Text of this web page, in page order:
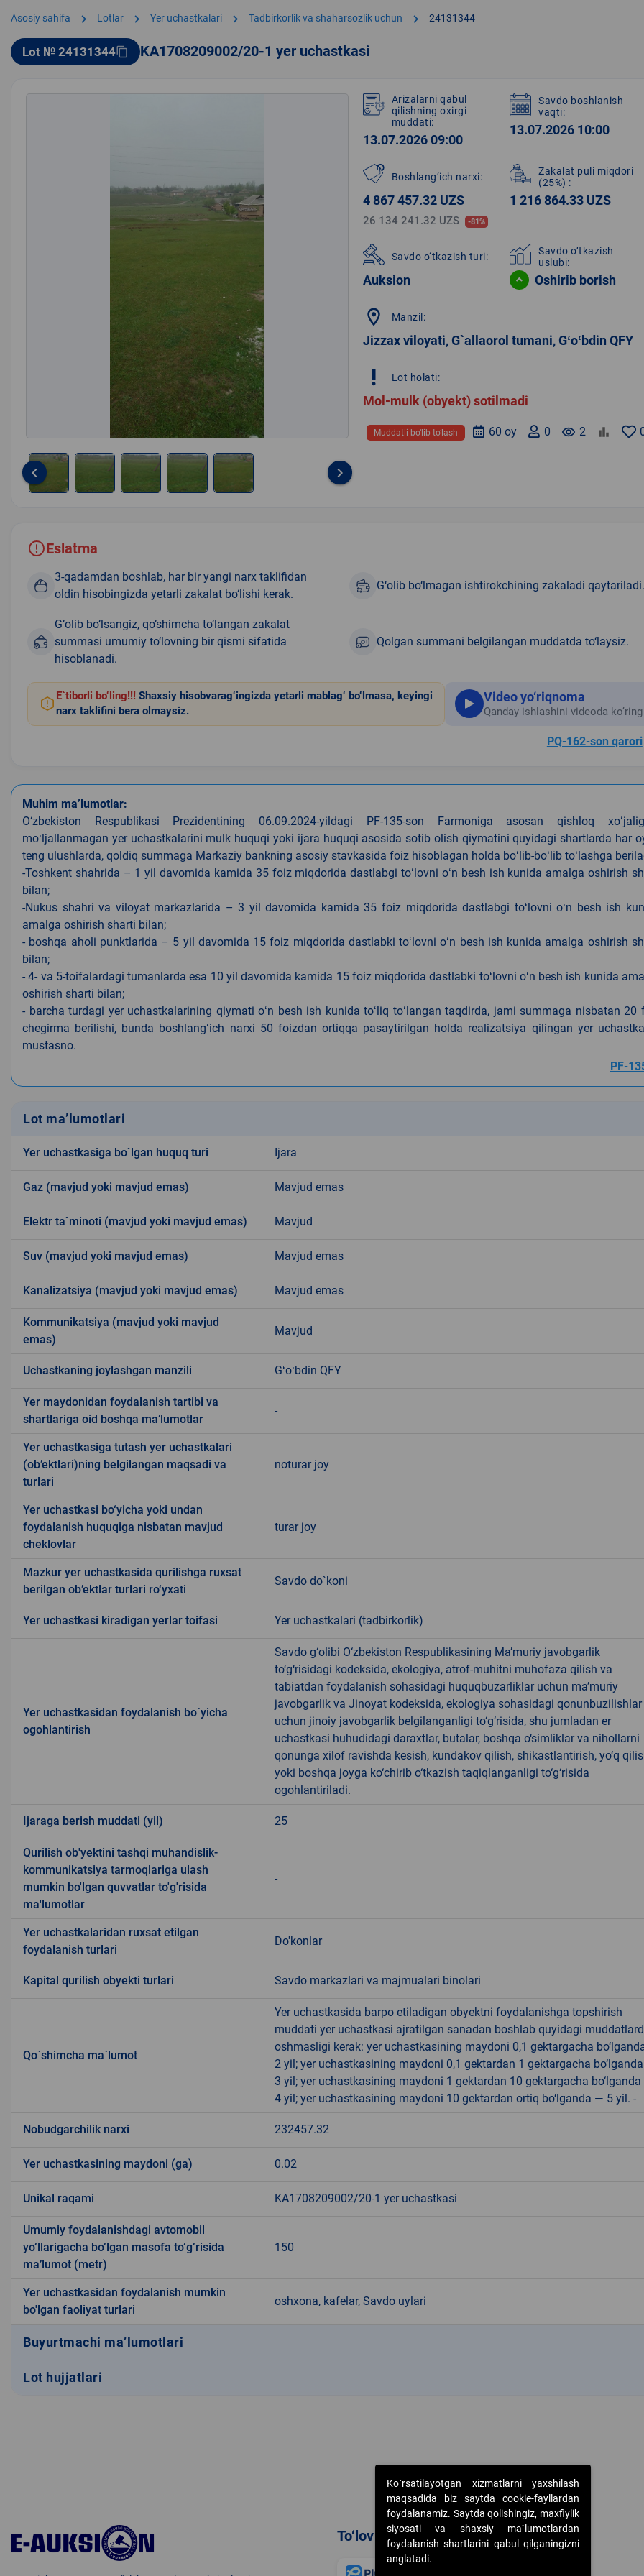
Asosiy sahifa chevron_right Lotlar chevron_right Yer uchastkalari chevron_right Tadbirkorlik va shaharsozlik uchun chevron_right 24131344
Lot № 24131344content_copy KA1708209002/20-1 yer uchastkasi
5
keyboard_arrow_left keyboard_arrow_right
Arizalarni qabul
qilishning oxirgi
muddati:
13.07.2026 09:00
Savdo boshlanish
vaqti:
13.07.2026 10:00
Boshlang‘ich narxi:
4 867 457.32 UZS
26 134 241.32 UZS -81%
Zakalat puli miqdori
(25%) :
1 216 864.33 UZS
Savdo o‘tkazish turi:
Auksion
Savdo o‘tkazish
uslubi:
Oshirib borish
location_on Manzil:
Jizzax viloyati, G`allaorol tumani, Gʻoʻbdin QFY
priority_high Lot holati:
Mol-mulk (obyekt) sotilmadi
remove_red_eye 2
0
60 oy
Muddatli bo‘lib to‘lash
Eslatma
3-qadamdan boshlab, har bir yangi narx taklifidan
oldin hisobingizda yetarli zakalat bo‘lishi kerak.
G‘olib bo‘lmagan ishtirokchining zakaladi qaytariladi.
G‘olib bo‘lsangiz, qo‘shimcha to‘langan zakalat
summasi umumiy to‘lovning bir qismi sifatida
hisoblanadi.
Qolgan summani belgilangan muddatda to‘laysiz.
E`tiborli bo‘ling!!! Shaxsiy hisobvarag‘ingizda yetarli mablag‘ bo‘lmasa, keyingi
narx taklifini bera olmaysiz.
Video yo‘riqnoma
Qanday ishlashini videoda ko‘ring
PQ-162-son qarori
Muhim ma’lumotlar:
O‘zbekiston Respublikasi Prezidentining 06.09.2024-yildagi PF-135-son Farmoniga asosan qishloq
moʻljallanmagan yer uchastkalarini mulk huquqi yoki ijara huquqi asosida sotib olish qiymatini quyidagi shartlarda har
teng ulushlarda, qoldiq summaga Markaziy bankning asosiy stavkasida foiz hisoblagan holda boʻlib-boʻlib toʻlashga
-Toshkent shahrida – 1 yil davomida kamida 35 foiz miqdorida dastlabgi toʻlovni oʻn besh ish kunida amalga oshirish
bilan;
-Nukus shahri va viloyat markazlarida – 3 yil davomida kamida 35 foiz miqdorida dastlabgi toʻlovni oʻn besh ish
amalga oshirish sharti bilan;
- boshqa aholi punktlarida – 5 yil davomida 15 foiz miqdorida dastlabki toʻlovni oʻn besh ish kunida amalga oshirish
bilan;
- 4- va 5-toifalardagi tumanlarda esa 10 yil davomida kamida 15 foiz miqdorida dastlabki toʻlovni oʻn besh ish kunida
oshirish sharti bilan;
- barcha turdagi yer uchastkalarining qiymati oʻn besh ish kunida toʻliq toʻlangan taqdirda, jami summaga nisbatan 20
chegirma berilishi, bunda boshlangʻich narxi 50 foizdan ortiqqa pasaytirilgan holda realizatsiya qilingan yer
mustasno.
PF-
Lot ma’lumotlari
Yer uchastkasiga bo`lgan huquq turi Ijara
Gaz (mavjud yoki mavjud emas) Mavjud emas
Elektr ta`minoti (mavjud yoki mavjud emas) Mavjud
Suv (mavjud yoki mavjud emas) Mavjud emas
Kanalizatsiya (mavjud yoki mavjud emas) Mavjud emas
Kommunikatsiya (mavjud yoki mavjud
emas)
Mavjud
Uchastkaning joylashgan manzili Gʻoʻbdin QFY
Yer maydonidan foydalanish tartibi va
shartlariga oid boshqa ma’lumotlar
-
Yer uchastkasiga tutash yer uchastkalari
(ob’ektlari)ning belgilangan maqsadi va
turlari
noturar joy
Yer uchastkasi bo‘yicha yoki undan
foydalanish huquqiga nisbatan mavjud
cheklovlar
turar joy
Mazkur yer uchastkasida qurilishga ruxsat
berilgan ob’ektlar turlari ro‘yxati
Savdo do`koni
Yer uchastkasi kiradigan yerlar toifasi Yer uchastkalari (tadbirkorlik)
Yer uchastkasidan foydalanish bo`yicha
ogohlantirish
Savdo g‘olibi O‘zbekiston Respublikasining Ma’muriy javobgarlik
to‘g‘risidagi kodeksida, ekologiya, atrof-muhitni muhofaza qilish va
tabiatdan foydalanish sohasidagi huquqbuzarliklar uchun ma’muriy
javobgarlik va Jinoyat kodeksida, ekologiya sohasidagi qonunbuzilishlar
uchun jinoiy javobgarlik belgilanganligi to‘g‘risida, shu jumladan er
uchastkasi huhudidagi daraxtlar, butalar, boshqa o‘simliklar va nihollarni
qonunga xilof ravishda kesish, kundakov qilish, shikastlantirish, yo‘q
yoki boshqa joyga ko‘chirib o‘tkazish taqiqlanganligi to‘g‘risida
ogohlantiriladi.
Ijaraga berish muddati (yil) 25
Qurilish ob'yektini tashqi muhandislik-
kommunikatsiya tarmoqlariga ulash
mumkin bo'lgan quvvatlar to'g'risida
ma'lumotlar
-
Yer uchastkalaridan ruxsat etilgan
foydalanish turlari
Do'konlar
Kapital qurilish obyekti turlari Savdo markazlari va majmualari binolari
Qo`shimcha ma`lumot
Yer uchastkasida barpo etiladigan obyektni foydalanishga topshirish
muddati yer uchastkasi ajratilgan sanadan boshlab quyidagi
oshmasligi kerak: yer uchastkasining maydoni 0,1 gektargacha
2 yil; yer uchastkasining maydoni 0,1 gektardan 1 gektargacha
3 yil; yer uchastkasining maydoni 1 gektardan 10 gektargacha
4 yil; yer uchastkasining maydoni 10 gektardan ortiq bo‘lganda — 5 yil. -
Nobudgarchilik narxi 232457.32
Yer uchastkasining maydoni (ga) 0.02
Unikal raqami KA1708209002/20-1 yer uchastkasi
Umumiy foydalanishdagi avtomobil
yo‘llarigacha bo‘lgan masofa to‘g‘risida
ma’lumot (metr)
150
Yer uchastkasidan foydalanish mumkin
bo'lgan faoliyat turlari
oshxona, kafelar, Savdo uylari
Buyurtmachi ma’lumotlari
Lot hujjatlari
To‘lov usullari
Ko`rsatilayotgan xizmatlarni yaxshilash
maqsadida biz saytda cookie-fayllardan
foydalanamiz. Saytda qolishingiz, maxfiylik
siyosati va shaxsiy ma`lumotlardan
foydalanish shartlarini qabul qilganingizni
anglatadi.